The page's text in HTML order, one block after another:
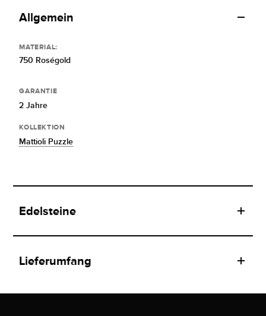
Allgemein
MATERIAL:
750 Roségold
GARANTIE
2 Jahre
KOLLEKTION
Mattioli Puzzle
Edelsteine
Lieferumfang